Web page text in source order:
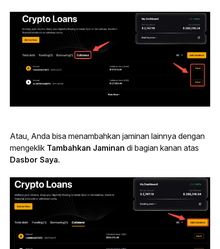
Atau, Anda bisa menambahkan jaminan lainnya dengan
mengeklik Tambahkan Jaminan
Dasbor Saya.